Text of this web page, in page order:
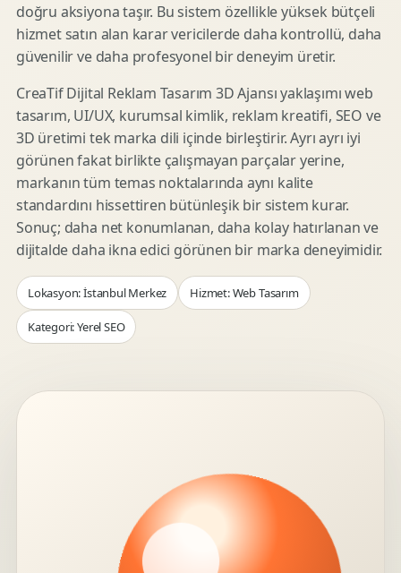
doğru aksiyona taşır. Bu sistem özellikle yüksek bütçeli
hizmet satın alan karar vericilerde daha kontrollü, daha
güvenilir ve daha profesyonel bir deneyim üretir.
CreaTif Dijital Reklam Tasarım 3D Ajansı yaklaşımı web
tasarım, UI/UX, kurumsal kimlik, reklam kreatifi, SEO ve
3D üretimi tek marka dili içinde birleştirir. Ayrı ayrı iyi
görünen fakat birlikte çalışmayan parçalar yerine,
markanın tüm temas noktalarında aynı kalite
standardını hissettiren bütünleşik bir sistem kurar.
Sonuç; daha net konumlanan, daha kolay hatırlanan ve
dijitalde daha ikna edici görünen bir marka deneyimidir.
Lokasyon: İstanbul Merkez Hizmet: Web Tasarım
Kategori: Yerel SEO